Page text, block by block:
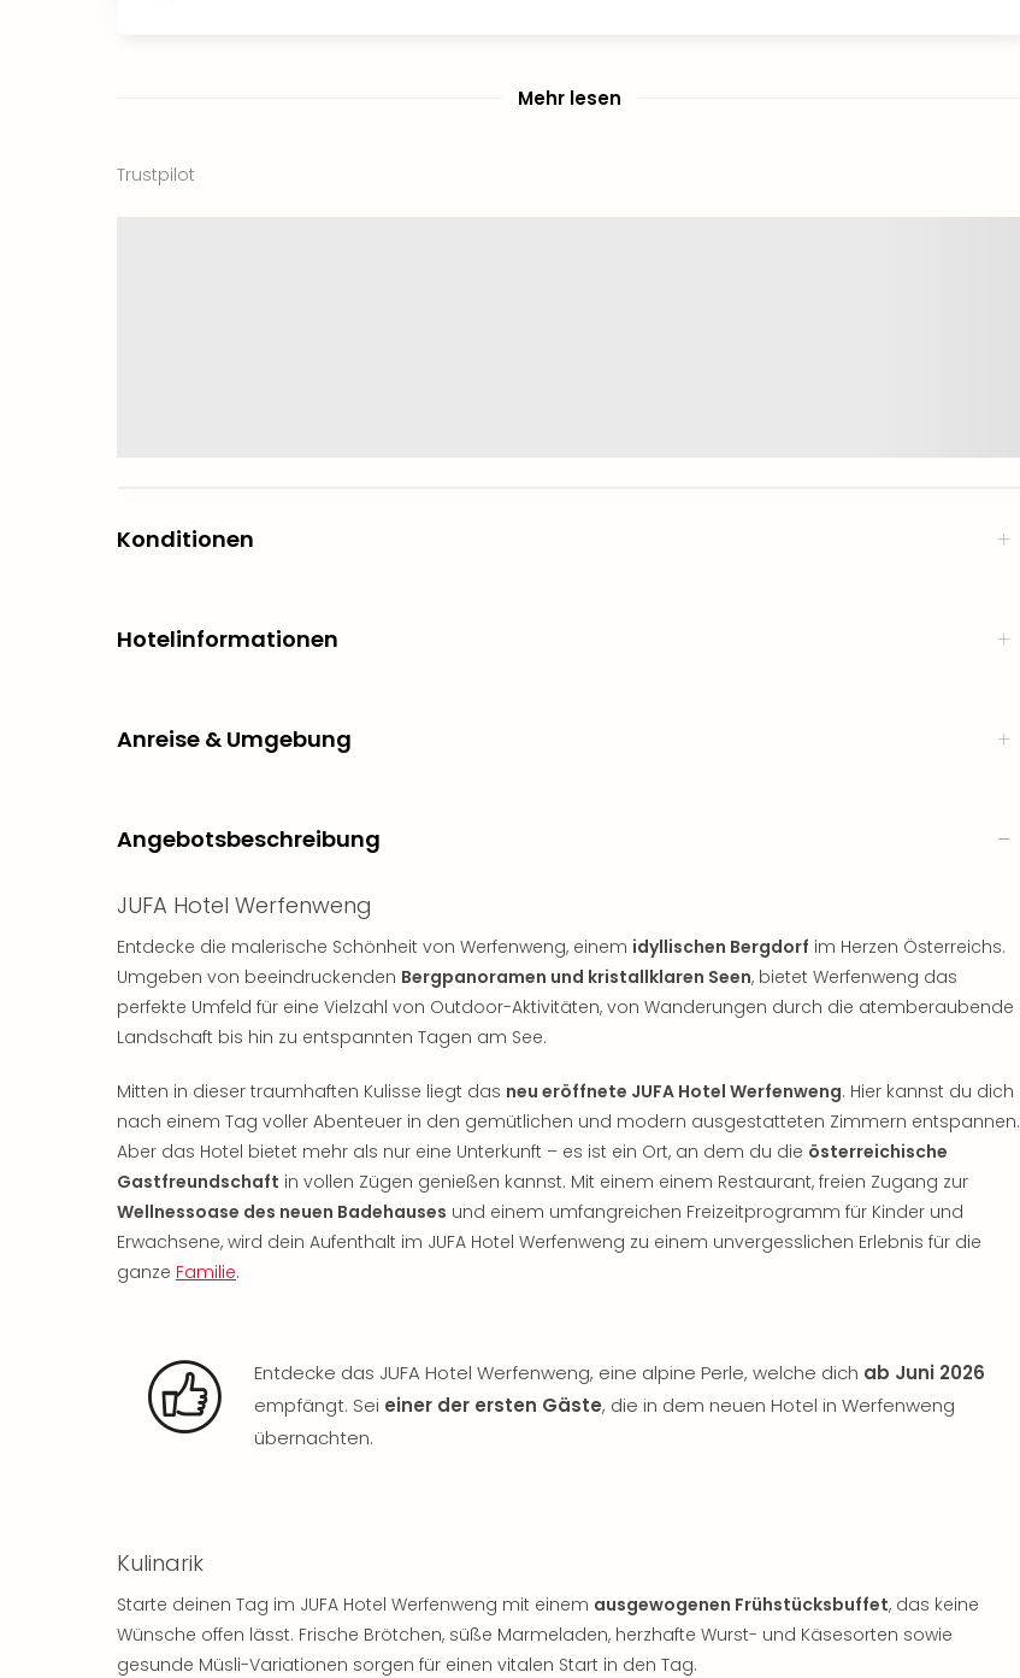
Mehr lesen
Trustpilot
Konditionen
Hotelinformationen
Anreise & Umgebung
Angebotsbeschreibung
JUFA Hotel Werfenweng
Entdecke die malerische Schönheit von Werfenweng, einem idyllischen Bergdorf im Herzen Österreichs.
Umgeben von beeindruckenden Bergpanoramen und kristallklaren Seen, bietet Werfenweng das
perfekte Umfeld für eine Vielzahl von Outdoor-Aktivitäten, von Wanderungen durch die atemberaubende
Landschaft bis hin zu entspannten Tagen am See.
Mitten in dieser traumhaften Kulisse liegt das neu eröffnete JUFA Hotel Werfenweng. Hier kannst du dich
nach einem Tag voller Abenteuer in den gemütlichen und modern ausgestatteten Zimmern entspannen.
Aber das Hotel bietet mehr als nur eine Unterkunft – es ist ein Ort, an dem du die österreichische
Gastfreundschaft in vollen Zügen genießen kannst. Mit einem einem Restaurant, freien Zugang zur
Wellnessoase des neuen Badehauses und einem umfangreichen Freizeitprogramm für Kinder und
Erwachsene, wird dein Aufenthalt im JUFA Hotel Werfenweng zu einem unvergesslichen Erlebnis für die
ganze Familie.
Entdecke das JUFA Hotel Werfenweng, eine alpine Perle, welche dich ab Juni 2026
empfängt. Sei einer der ersten Gäste, die in dem neuen Hotel in Werfenweng
übernachten.
Kulinarik
Starte deinen Tag im JUFA Hotel Werfenweng mit einem ausgewogenen Frühstücksbuffet, das keine
Wünsche offen lässt. Frische Brötchen, süße Marmeladen, herzhafte Wurst- und Käsesorten sowie
gesunde Müsli-Variationen sorgen für einen vitalen Start in den Tag.